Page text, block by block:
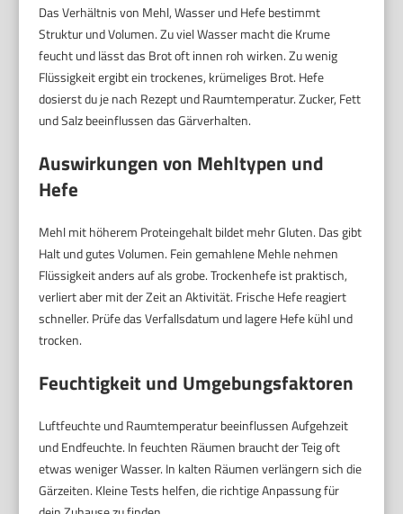
Das Verhältnis von Mehl, Wasser und Hefe bestimmt
Struktur und Volumen. Zu viel Wasser macht die Krume
feucht und lässt das Brot oft innen roh wirken. Zu wenig
Flüssigkeit ergibt ein trockenes, krümeliges Brot. Hefe
dosierst du je nach Rezept und Raumtemperatur. Zucker, Fett
und Salz beeinflussen das Gärverhalten.
Auswirkungen von Mehltypen und
Hefe
Mehl mit höherem Proteingehalt bildet mehr Gluten. Das gibt
Halt und gutes Volumen. Fein gemahlene Mehle nehmen
Flüssigkeit anders auf als grobe. Trockenhefe ist praktisch,
verliert aber mit der Zeit an Aktivität. Frische Hefe reagiert
schneller. Prüfe das Verfallsdatum und lagere Hefe kühl und
trocken.
Feuchtigkeit und Umgebungsfaktoren
Luftfeuchte und Raumtemperatur beeinflussen Aufgehzeit
und Endfeuchte. In feuchten Räumen braucht der Teig oft
etwas weniger Wasser. In kalten Räumen verlängern sich die
Gärzeiten. Kleine Tests helfen, die richtige Anpassung für